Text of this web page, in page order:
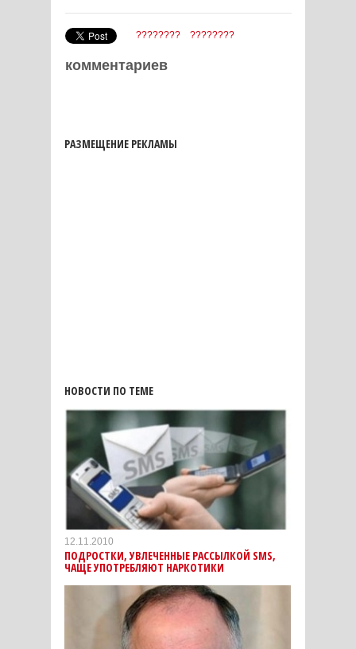
???????? ????????
комментариев
РАЗМЕЩЕНИЕ РЕКЛАМЫ
НОВОСТИ ПО ТЕМЕ
12.11.2010
ПОДРОСТКИ, УВЛЕЧЕННЫЕ РАССЫЛКОЙ SMS,
ЧАЩЕ УПОТРЕБЛЯЮТ НАРКОТИКИ